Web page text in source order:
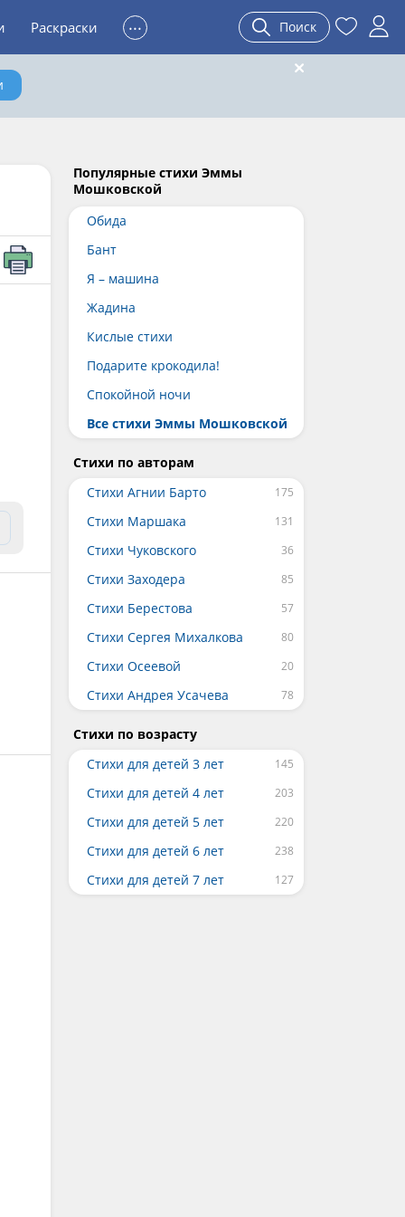
Раскраски ... Поиск
Популярные стихи Эммы
Мошковской
Обида
Бант
Я – машина
Жадина
Кислые стихи
Подарите крокодила!
Спокойной ночи
Все стихи Эммы Мошковской
Стихи по авторам
Стихи Агнии Барто
Стихи Маршака
Стихи Чуковского
Стихи Заходера
Стихи Берестова
Стихи Сергея Михалкова
Стихи Осеевой
Стихи Андрея Усачева
Стихи по возрасту
Стихи для детей 3 лет
Стихи для детей 4 лет
Стихи для детей 5 лет
Стихи для детей 6 лет
Стихи для детей 7 лет